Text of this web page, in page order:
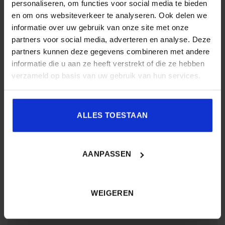
personaliseren, om functies voor social media te bieden
en om ons websiteverkeer te analyseren. Ook delen we
informatie over uw gebruik van onze site met onze
partners voor social media, adverteren en analyse. Deze
partners kunnen deze gegevens combineren met andere
informatie die u aan ze heeft verstrekt of die ze hebben
verzameld op basis van uw gebruik van hun services.
ALLES TOESTAAN
AANPASSEN
WEIGEREN
Naam*
E-mail
de volgende keer wanneer ik een reactie plaats.